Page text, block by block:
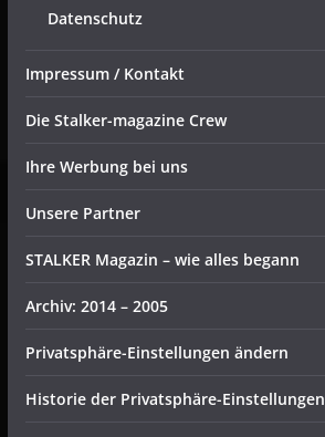
Datenschutz
Impressum / Kontakt
Die Stalker-magazine Crew
Ihre Werbung bei uns
Unsere Partner
STALKER Magazin – wie alles begann
Archiv: 2014 – 2005
Privatsphäre-Einstellungen ändern
Historie der Privatsphäre-Einstellungen